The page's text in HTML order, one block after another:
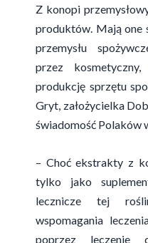
Z konopi
produktów. Mają one
przemysłu
przez
produkcję sprzętu
Gryt, założycielka
świadomość Polaków
– Choć ekstrakty z
tylko jako
lecznicze tej
wspomagania
poprzez leczenie